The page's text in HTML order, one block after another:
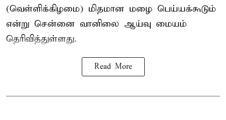
(வெள்ளிக்கிழமை) மிதமான மழை பெய்யக்கூடும்
என்று சென்னை வானிலை ஆய்வு மையம்
தெரிவித்துள்ளது.
Read More